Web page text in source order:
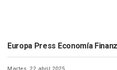
Europa Press Economía